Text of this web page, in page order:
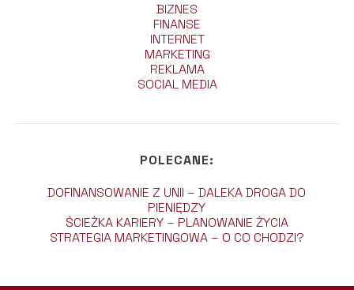
BIZNES
FINANSE
INTERNET
MARKETING
REKLAMA
SOCIAL MEDIA
POLECANE:
DOFINANSOWANIE Z UNII – DALEKA DROGA DO
PIENIĘDZY
ŚCIEŻKA KARIERY – PLANOWANIE ŻYCIA
STRATEGIA MARKETINGOWA – O CO CHODZI?